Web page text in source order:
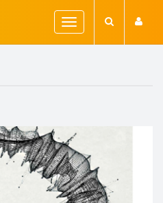
Toggle
navigation